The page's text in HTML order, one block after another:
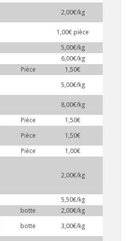
2,00€/kg
1,00€ pièce
5,00€/kg
6,00€/kg
Pièce
1,50€
5,00€/kg
8,00€/kg
Pièce
1,50€
Pièce
1,50€
Pièce
1,00€
2,00€/kg
5,50€/kg
botte
2,00€/kg
botte
3,00€/kg